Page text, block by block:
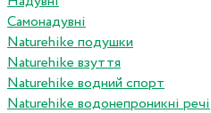
Самонадувні
Naturehike подушки
Naturehike взуття
Naturehike водний спорт
Naturehike водонепроникні речі